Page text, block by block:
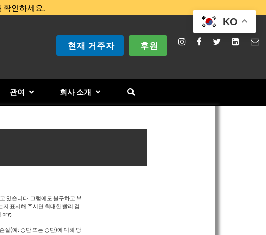
확인하세요.
후원
현재 거주자
관여 회사 소개
있습니다. 그럼에도 불구하고 부
표시해 주시면 최대한 빨리 검
.
실(예: 중단 또는 중단)에 대해 당
KO